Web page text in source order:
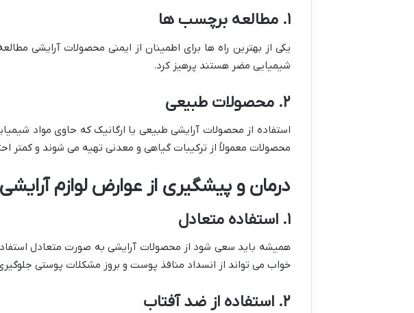
۱. مطالعه برچسب ها
یکی از بهترین راه ها برای اطمینان از ایمنی محصولات آرایشی
شیمیایی مضر هستند پرهیز کرد.
۲. محصولات طبیعی
استفاده از محصولات آرایشی طبیعی یا ارگانیک که حاوی مواد
محصولات معمولاً از ترکیبات گیاهی و معدنی تهیه می شوند و کمتر
درمان و پیشگیری از عوارض لوازم آرایشی
۱. استفاده متعادل
همیشه باید سعی شود از محصولات آرایشی به صورت متعادل
خواب می تواند از انسداد منافذ پوست و بروز مشکلات پوستی
۲. استفاده از ضد آفتاب